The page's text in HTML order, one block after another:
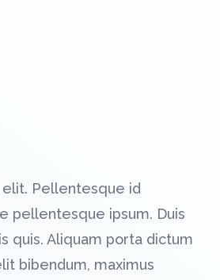
Pellentesque id
pellentesque ipsum. Duis
quis. Aliquam porta dictum
bibendum, maximus